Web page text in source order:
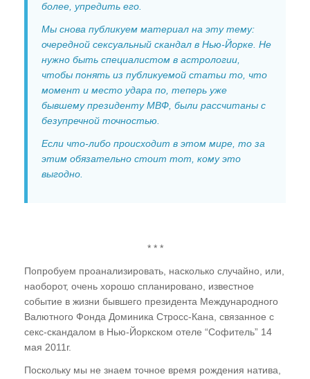
более, упредить его.
Мы снова публикуем материал на эту тему:
очередной сексуальный скандал в Нью-Йорке. Не
нужно быть специалистом в астрологии,
чтобы понять из публикуемой статьи то, что
момент и место удара по, теперь уже
бывшему президенту МВФ, были рассчитаны с
безупречной точностью.
Если что-либо происходит в этом мире, то за
этим обязательно стоит тот, кому это
выгодно.
* * *
Попробуем проанализировать, насколько случайно, или,
наоборот, очень хорошо спланировано, известное
событие в жизни бывшего президента Международного
Валютного Фонда Доминика Стросс-Кана, связанное с
секс-скандалом в Нью-Йоркском отеле “Софитель” 14
мая 2011г.
Поскольку мы не знаем точное время рождения натива,